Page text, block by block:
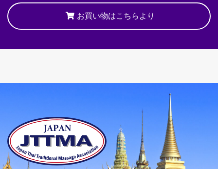
お買い物はこちらより